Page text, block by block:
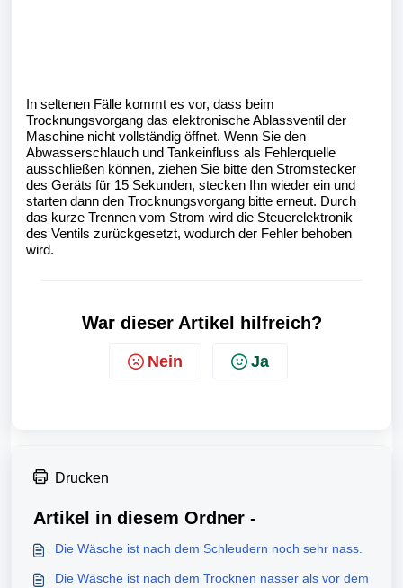
In seltenen Fälle kommt es vor, dass beim
Trocknungsvorgang das elektronische Ablassventil der
Maschine nicht vollständig öffnet. Wenn Sie den
Abwasserschlauch und Tankeinfluss als Fehlerquelle
ausschließen können, ziehen Sie bitte den Stromstecker
des Geräts für 15 Sekunden, stecken Ihn wieder ein und
starten dann den Trocknungsvorgang bitte erneut. Durch
das kurze Trennen vom Strom wird die Steuerelektronik
des Ventils zurückgesetzt, wodurch der Fehler behoben
wird.
War dieser Artikel hilfreich?
Nein Ja
Drucken
Artikel in diesem Ordner -
Die Wäsche ist nach dem Schleudern noch sehr nass.
Die Wäsche ist nach dem Trocknen nasser als vor dem